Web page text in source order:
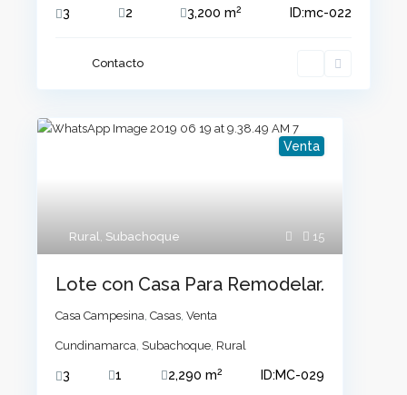
3 2 3,200 m2 ID:mc-022
Contacto
15
Rural, Subachoque
Venta
Lote con Casa Para Remodelar.
Casa Campesina,Casas,Venta
Cundinamarca, Subachoque, Rural
3 1 2,290 m2 ID:MC-029